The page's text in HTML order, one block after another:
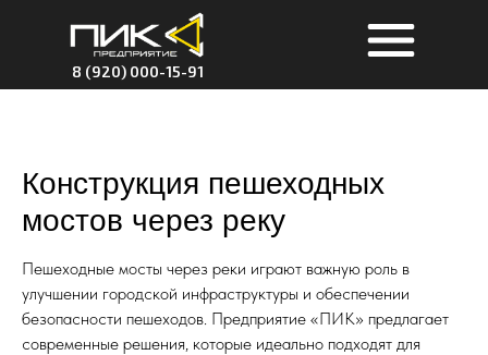
8 (920) 000-15-91
Конструкция пешеходных
мостов через реку
Пешеходные мосты через реки играют важную роль в
улучшении городской инфраструктуры и обеспечении
безопасности пешеходов. Предприятие «ПИК» предлагает
современные решения, которые идеально подходят для